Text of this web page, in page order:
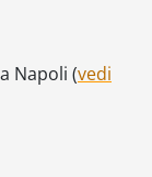
Napoli (vedi